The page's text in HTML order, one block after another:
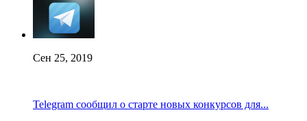
Сен 25, 2019
Telegram сообщил о старте новых конкурсов для...